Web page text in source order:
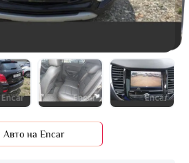
Авто на Encar